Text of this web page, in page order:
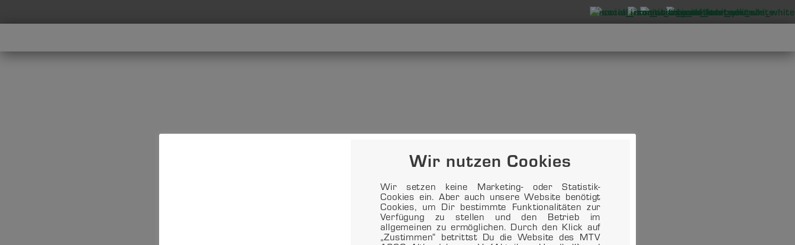
Wir nutzen Cookies
Wir setzen keine Marketing- oder Statistik-
Cookies ein. Aber auch unsere Website benötigt
Cookies, um Dir bestimmte Funktionalitäten zur
Verfügung zu stellen und den Betrieb im
allgemeinen zu ermöglichen. Durch den Klick auf
„Zustimmen“ betrittst Du die Website des MTV